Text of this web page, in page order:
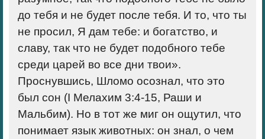
до тебя и не будет после тебя. И то, что ты
не просил, Я дам тебе: и богатство, и
славу, так что не будет подобного тебе
среди царей во все дни твои».
Проснувшись, Шломо осознал, что это
был сон (I Мелахим 3:4-15, Раши и
Мальбим). Но в тот же миг он ощутил, что
понимает язык животных: он знал, о чем